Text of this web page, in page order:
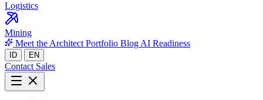
Logistics
Mining
Meet the Architect Portfolio Blog AI Readiness
ID EN
Contact Sales